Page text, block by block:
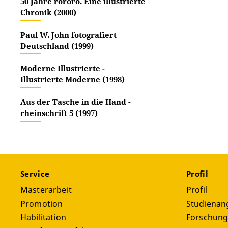
Chronik (2000)
Paul W. John fotografiert
Deutschland (1999)
Moderne Illustrierte -
Illustrierte Moderne (1998)
Aus der Tasche in die Hand -
rheinschrift 5 (1997)
Service
Masterarbeit
Promotion
Habilitation
Profil
Profil
Forschung